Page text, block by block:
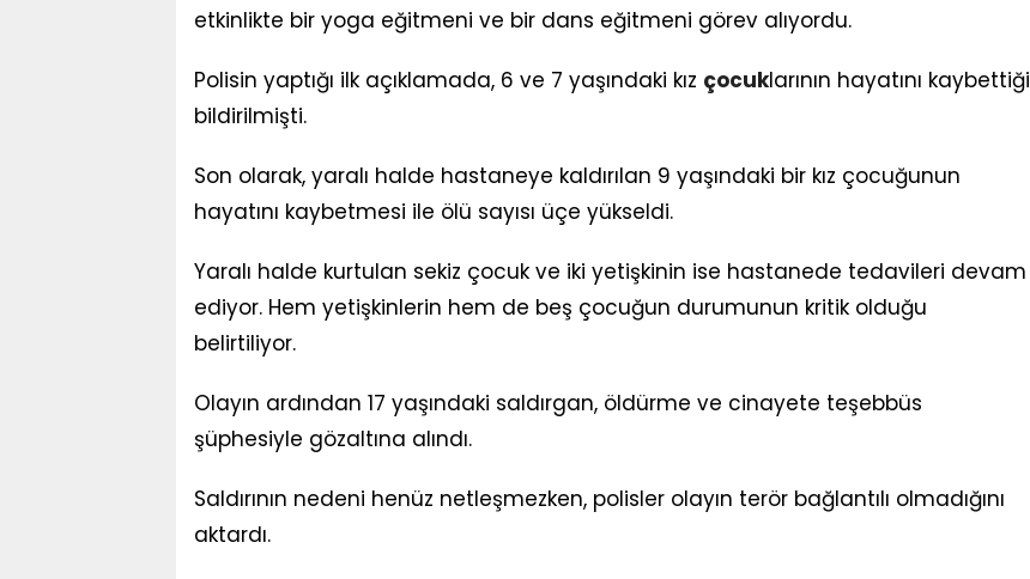
etkinlikte bir yoga eğitmeni ve bir dans eğitmeni görev alıyordu.
Polisin yaptığı ilk açıklamada, 6 ve 7 yaşındaki kız çocuklarının hayatını kaybettiği
bildirilmişti.
Son olarak, yaralı halde hastaneye kaldırılan 9 yaşındaki bir kız çocuğunun
hayatını kaybetmesi ile ölü sayısı üçe yükseldi.
Yaralı halde kurtulan sekiz çocuk ve iki yetişkinin ise hastanede tedavileri devam
ediyor. Hem yetişkinlerin hem de beş çocuğun durumunun kritik olduğu
belirtiliyor.
Olayın ardından 17 yaşındaki saldırgan, öldürme ve cinayete teşebbüs
şüphesiyle gözaltına alındı.
Saldırının nedeni henüz netleşmezken, polisler olayın terör bağlantılı olmadığını
aktardı.